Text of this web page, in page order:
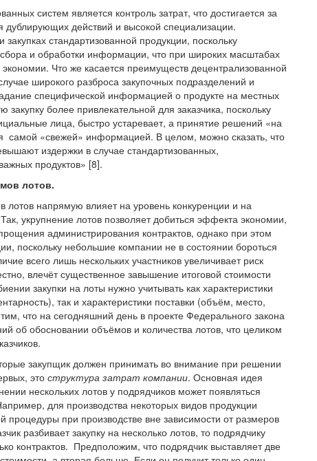
систем является контроль затрат, что достигается за
дублирующих действий и высокой специализации.
стандартизованной продукции, поскольку
сбора и обработки информации, что при широких масштабах
экономии. Что же касается преимуществ децентрализованной
широкого разброса закупочных подразделений и
специфической информацией о продукте на местных
более привлекательной для заказчика, поскольку
лица, быстро устаревает, а принятие решений «на
самой «свежей» информацией. В целом, можно сказать, что
издержки в случае стандартизованных,
продуктов» [8].
лотов.
лотов напрямую влияет на уровень конкуренции и на
укрупнение лотов позволяет добиться эффекта экономии,
администрирования контрактов, однако при этом
поскольку небольшие компании не в состоянии бороться
всего лишь нескольких участников увеличивает риск
влечёт существенное завышение итоговой стоимости
закупки на лоты нужно учитывать как характеристики
так и характеристики поставки (объём, место,
что на сегодняшний день в проекте Федерального закона
об обосновании объёмов и количества лотов, что целиком
закупщик должен принимать во внимание при решении
это структура затрат компании. Основная идея
нескольких лотов у подрядчиков может появляться
для производства некоторых видов продукции
процедуры при производстве вне зависимости от размеров
разбивает закупку на несколько лотов, то подрядчику
контрактов. Предположим, что подрядчик выставляет две